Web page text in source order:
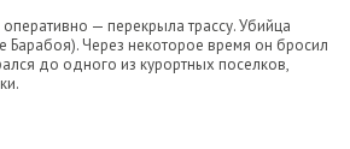
— перекрыла трассу. Убийца
Барабоя). Через некоторое время он бросил
до одного из курортных поселков,